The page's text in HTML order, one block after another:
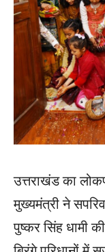
उत्तराखंड का
मुख्यमंत्री ने
पुष्कर सिंह धामी